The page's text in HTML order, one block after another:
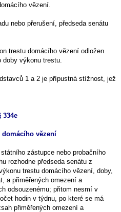
vězení.
nebo přerušení, předseda senátu
trestu domácího vězení odložen
výkonu trestu.
1 a 2 je přípustná stížnost, jež
334e
domácího vězení
zástupce nebo probačního
rozhodne předseda senátu z
trestu domácího vězení, doby,
a přiměřených omezení a
odsouzenému; přitom nesmí v
hodin v týdnu, po které se má
přiměřených omezení a